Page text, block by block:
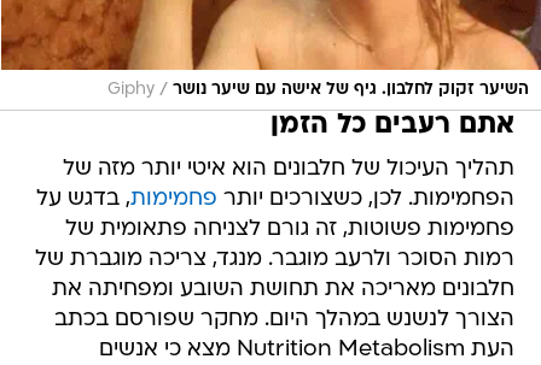
השיער זקוק לחלבון. גיף של אישה עם שיער נושר /
Giphy
אתם רעבים כל הזמן
תהליך העיכול של חלבונים הוא איטי יותר מזה של
הפחמימות. לכן, כשצורכים יותר פחמימות, בדגש על
פחמימות פשוטות, זה גורם לצניחה פתאומית של
רמות הסוכר ולרעב מוגבר. מנגד, צריכה מוגברת של
חלבונים מאריכה את תחושת השובע ומפחיתה את
הצורך לנשנש במהלך היום. מחקר שפורסם בכתב
העת Nutrition Metabolism מצא כי אנשים